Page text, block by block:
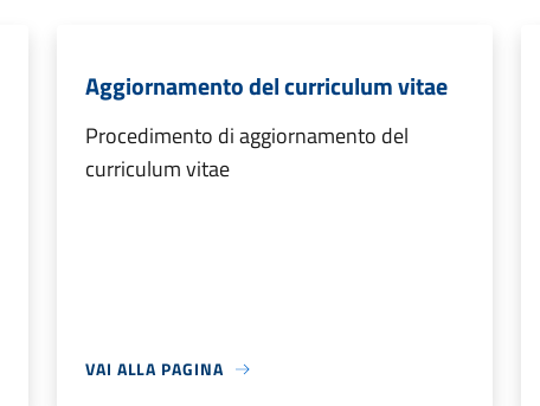
Aggiornamento del curriculum vitae
Procedimento di aggiornamento del
curriculum vitae
VAI ALLA PAGINA